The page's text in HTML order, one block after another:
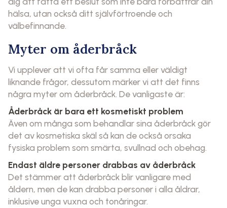
hälsa, utan också ditt självförtroende och
välbefinnande.
Myter om åderbråck
Vi upplever att vi ofta får samma eller väldigt
liknande frågor, dessutom märker vi att det finns
några myter om åderbråck. De vanligaste är:
Åderbråck är bara ett kosmetiskt problem
Även om många som behandlar sina åderbråck gör
det av kosmetiska skäl så kan de också orsaka
fysiska problem som smärta, svullnad och obehag.
Endast äldre personer drabbas av åderbråck
Det stämmer att åderbråck blir vanligare med
åldern, men de kan drabba personer i alla åldrar,
inklusive unga vuxna och tonåringar.